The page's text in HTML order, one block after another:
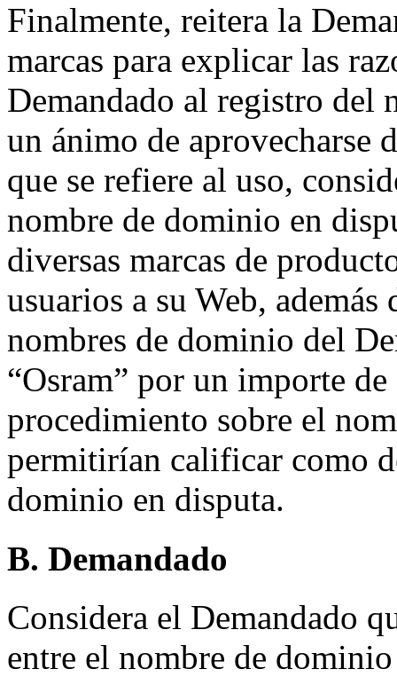
Finalmente, reitera la
marcas para explicar las
Demandado al registro del
un ánimo de aprovecharse
que se refiere al uso,
nombre de dominio en
diversas marcas de
usuarios a su Web,
nombres de dominio del
“Osram” por un importe
procedimiento sobre el
permitirían calificar como
dominio en disputa.
B. Demandado
Considera el Demandado
entre el nombre de